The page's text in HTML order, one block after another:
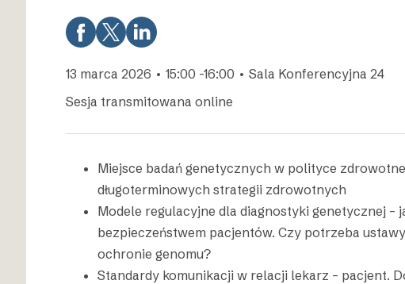
13 marca 2026 • 15:00 -16:00 • Sala Konferencyjna 24
Sesja transmitowana online
Miejsce badań genetycznych w polityce
długoterminowych strategii zdrowotnych
Modele regulacyjne dla diagnostyki genetycznej –
bezpieczeństwem pacjentów. Czy potrzeba
ochronie genomu?
Standardy komunikacji w relacji lekarz – pacjent.